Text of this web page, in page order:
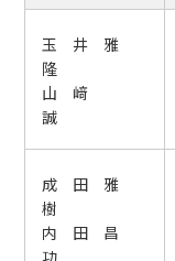
玉 井 雅
隆
山 﨑
誠
成 田 雅
樹
内 田 昌